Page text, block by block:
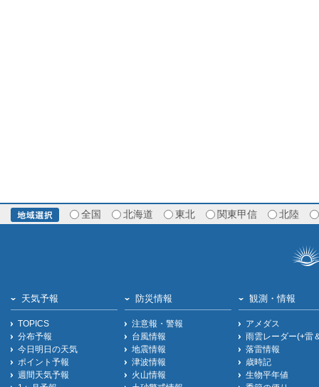
全国 北海道 東北 関東甲信 北陸
天気予報
TOPICS
分布予報
今日明日の天気
ポイント予報
週間天気予報
防災情報
注意報・警報
台風情報
地震情報
津波情報
火山情報
観測・情報
アメダス
雨雲レーダー(+雷
落雷情報
歳時記
生物平年値